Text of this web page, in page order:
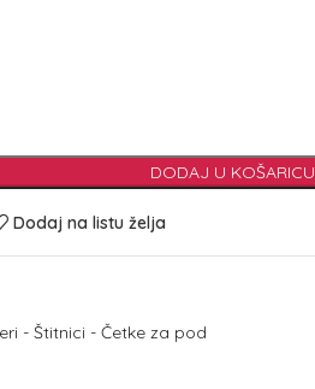
DODAJ U KOŠARICU
Dodaj na listu želja
- Štitnici - Četke za pod